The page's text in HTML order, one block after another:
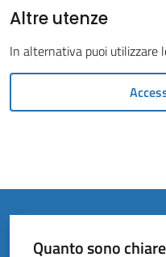
Amministrazione
Trasparente
Tutti
Altre utenze
In alternativa puoi utilizzare
Quanto sono